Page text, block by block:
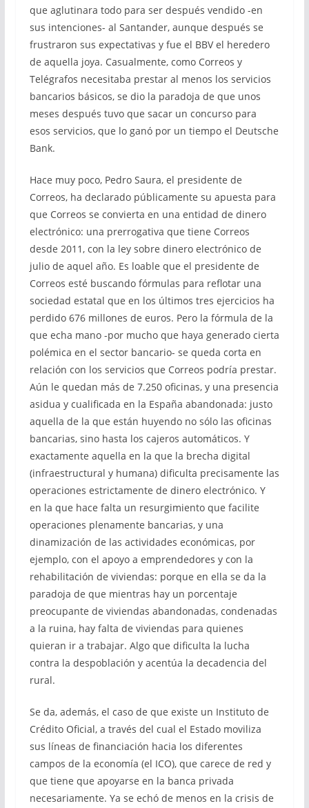
que aglutinara todo para ser después vendido -en
sus intenciones- al Santander, aunque después se
frustraron sus expectativas y fue el BBV el heredero
de aquella joya. Casualmente, como Correos y
Telégrafos necesitaba prestar al menos los servicios
bancarios básicos, se dio la paradoja de que unos
meses después tuvo que sacar un concurso para
esos servicios, que lo ganó por un tiempo el Deutsche
Bank.
Hace muy poco, Pedro Saura, el presidente de
Correos, ha declarado públicamente su apuesta para
que Correos se convierta en una entidad de dinero
electrónico: una prerrogativa que tiene Correos
desde 2011, con la ley sobre dinero electrónico de
julio de aquel año. Es loable que el presidente de
Correos esté buscando fórmulas para reflotar una
sociedad estatal que en los últimos tres ejercicios ha
perdido 676 millones de euros. Pero la fórmula de la
que echa mano -por mucho que haya generado cierta
polémica en el sector bancario- se queda corta en
relación con los servicios que Correos podría prestar.
Aún le quedan más de 7.250 oficinas, y una presencia
asidua y cualificada en la España abandonada: justo
aquella de la que están huyendo no sólo las oficinas
bancarias, sino hasta los cajeros automáticos. Y
exactamente aquella en la que la brecha digital
(infraestructural y humana) dificulta precisamente las
operaciones estrictamente de dinero electrónico. Y
en la que hace falta un resurgimiento que facilite
operaciones plenamente bancarias, y una
dinamización de las actividades económicas, por
ejemplo, con el apoyo a emprendedores y con la
rehabilitación de viviendas: porque en ella se da la
paradoja de que mientras hay un porcentaje
preocupante de viviendas abandonadas, condenadas
a la ruina, hay falta de viviendas para quienes
quieran ir a trabajar. Algo que dificulta la lucha
contra la despoblación y acentúa la decadencia del
rural.
Se da, además, el caso de que existe un Instituto de
Crédito Oficial, a través del cual el Estado moviliza
sus líneas de financiación hacia los diferentes
campos de la economía (el ICO), que carece de red y
que tiene que apoyarse en la banca privada
necesariamente. Ya se echó de menos en la crisis de